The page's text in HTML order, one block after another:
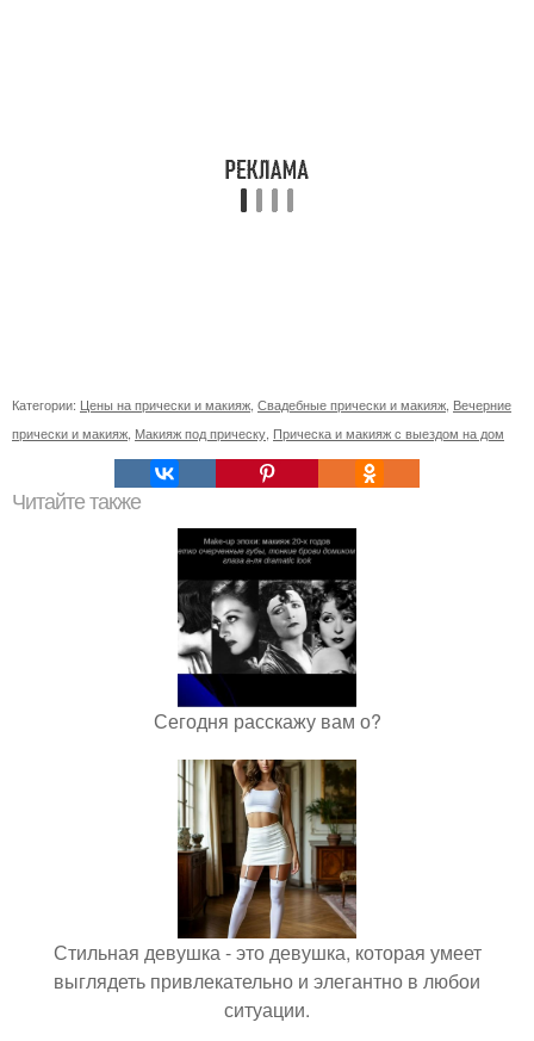
Категории: Цены на прически и макияж Свадебные прически и макияж Вечерние
прически и макияж Макияж под прическу Прическа и макияж с выездом на дом
Читайте также
Сегодня расскажу вам о?
Стильная девушка - это девушка, которая умеет
выглядеть привлекательно и элегантно в любои
ситуации.